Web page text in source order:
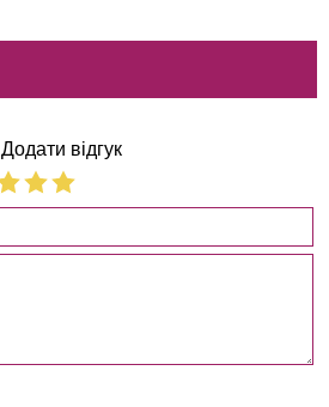
Додати відгук